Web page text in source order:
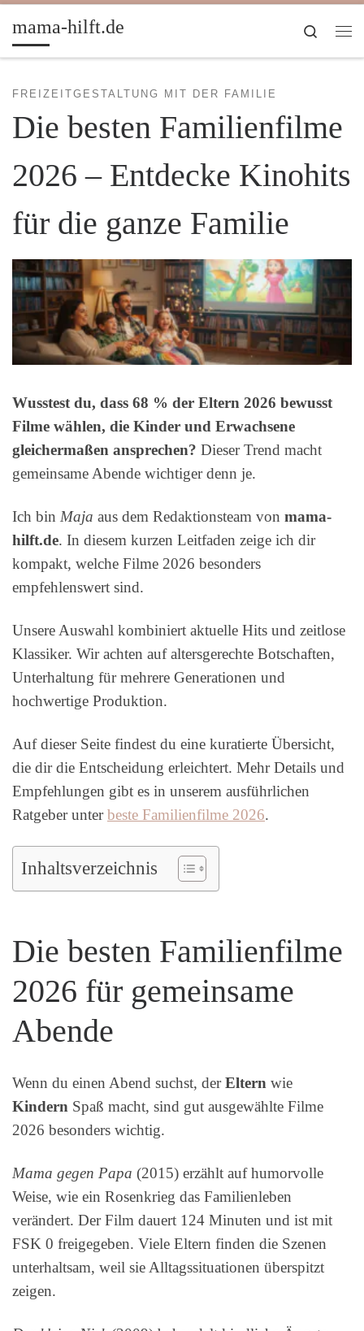
Zum Inhalt springen
mama-hilft.de
Search
FREIZEITGESTALTUNG MIT DER FAMILIE
Die besten Familienfilme
2026 – Entdecke Kinohits
für die ganze Familie
Wusstest du, dass 68 % der Eltern 2026 bewusst
Filme wählen, die Kinder und Erwachsene
gleichermaßen ansprechen? Dieser Trend macht
gemeinsame Abende wichtiger denn je.
Ich bin Maja aus dem Redaktionsteam von mama-
hilft.de. In diesem kurzen Leitfaden zeige ich dir
kompakt, welche Filme 2026 besonders
empfehlenswert sind.
Unsere Auswahl kombiniert aktuelle Hits und zeitlose
Klassiker. Wir achten auf altersgerechte Botschaften,
Unterhaltung für mehrere Generationen und
hochwertige Produktion.
Auf dieser Seite findest du eine kuratierte Übersicht,
die dir die Entscheidung erleichtert. Mehr Details und
Empfehlungen gibt es in unserem ausführlichen
Ratgeber unterbeste Familienfilme 2026.
Inhaltsverzeichnis
Die besten Familienfilme
2026 für gemeinsame
Abende
Wenn du einen Abend suchst, derEltern wie
Kindern Spaß macht, sind gut ausgewählte Filme
2026 besonders wichtig.
Mama gegen Papa (2015) erzählt auf humorvolle
Weise, wie ein Rosenkrieg das Familienleben
verändert. Der Film dauert 124 Minuten und ist mit
FSK 0 freigegeben. Viele Eltern finden die Szenen
unterhaltsam, weil sie Alltagssituationen überspitzt
zeigen.